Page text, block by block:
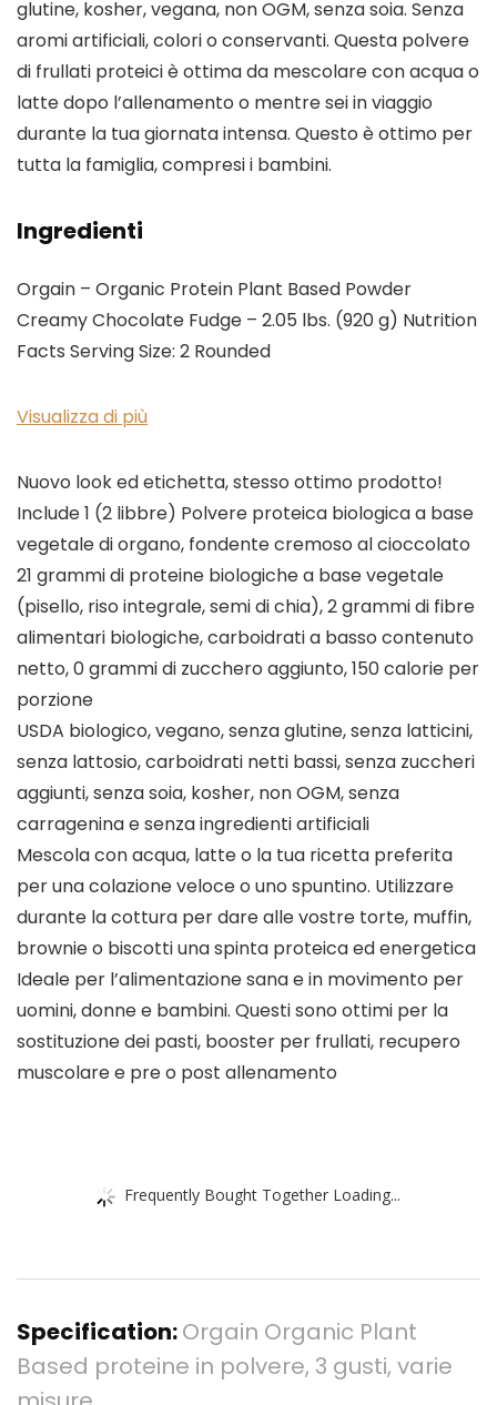
glutine, kosher, vegana, non OGM, senza soia. Senza
aromi artificiali, colori o conservanti. Questa polvere
di frullati proteici è ottima da mescolare con acqua o
latte dopo l’allenamento o mentre sei in viaggio
durante la tua giornata intensa. Questo è ottimo per
tutta la famiglia, compresi i bambini.
Ingredienti
Orgain – Organic Protein Plant Based Powder
Creamy Chocolate Fudge – 2.05 lbs. (920 g) Nutrition
Facts Serving Size: 2 Rounded
Visualizza di più
Nuovo look ed etichetta, stesso ottimo prodotto!
Include 1 (2 libbre) Polvere proteica biologica a base
vegetale di organo, fondente cremoso al cioccolato
21 grammi di proteine biologiche a base vegetale
(pisello, riso integrale, semi di chia), 2 grammi di fibre
alimentari biologiche, carboidrati a basso contenuto
netto, 0 grammi di zucchero aggiunto, 150 calorie per
porzione
USDA biologico, vegano, senza glutine, senza latticini,
senza lattosio, carboidrati netti bassi, senza zuccheri
aggiunti, senza soia, kosher, non OGM, senza
carragenina e senza ingredienti artificiali
Mescola con acqua, latte o la tua ricetta preferita
per una colazione veloce o uno spuntino. Utilizzare
durante la cottura per dare alle vostre torte, muffin,
brownie o biscotti una spinta proteica ed energetica
Ideale per l’alimentazione sana e in movimento per
uomini, donne e bambini. Questi sono ottimi per la
sostituzione dei pasti, booster per frullati, recupero
muscolare e pre o post allenamento
Frequently Bought Together Loading...
Specification:Orgain Organic Plant
Based proteine in polvere, 3 gusti, varie